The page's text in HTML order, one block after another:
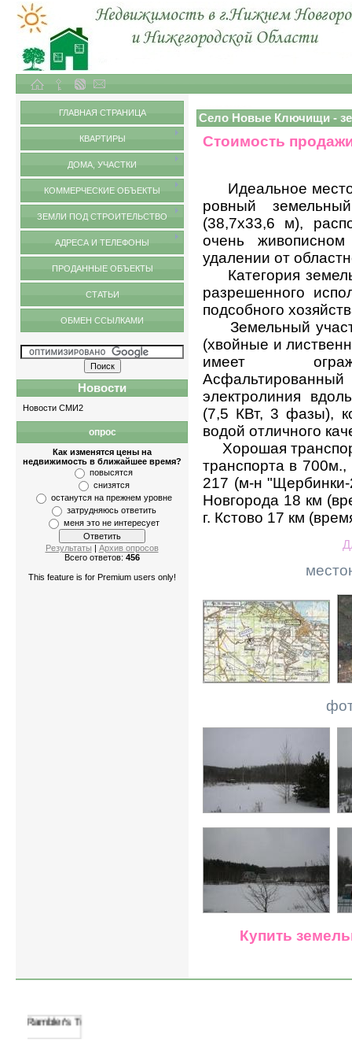
ГЛАВНАЯ СТРАНИЦА
КВАРТИРЫ
ДОМА, УЧАСТКИ
КОММЕРЧЕСКИЕ ОБЪЕКТЫ
ЗЕМЛИ ПОД СТРОИТЕЛЬСТВО
АДРЕСА И ТЕЛЕФОНЫ
ПРОДАННЫЕ ОБЪЕКТЫ
СТАТЬИ
ОБМЕН ССЫЛКАМИ
Новости
Новости СМИ2
опрос
Как изменятся цены на
недвижимость в ближайшее время?
повысятся
снизятся
останутся на прежнем уровне
затрудняюсь ответить
меня это не интересует
Результаты | Архив опросов
Всего ответов: 456
This feature is for Premium users only!
Село Новые Ключищи -
Стоимость
Идеальное место
ровный
(38,7х33,6 м),
очень
удалении от
Категория
разрешенного
подсобного
Земельный
(хвойные и
имеет
электролиния
(7,5 КВт, 3 фазы),
водой отличного
Хорошая
транспорта в
217 (м-н "Щербинки-
Новгорода 18 км
г. Кстово 17 км
Купить
однокомнатные